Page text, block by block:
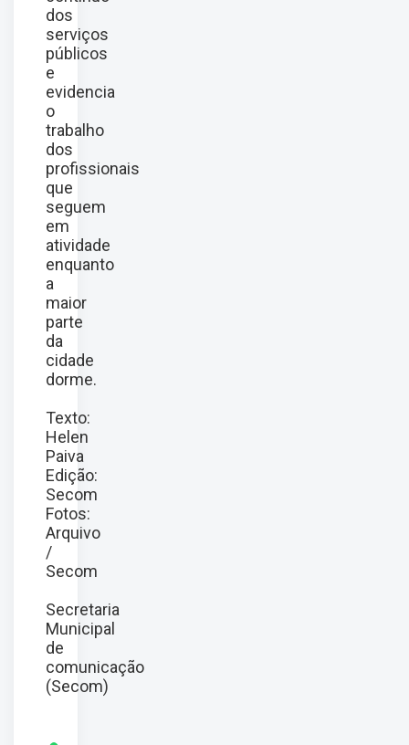
dos
serviços
públicos
e
evidencia
o
trabalho
dos
profissionais
que
seguem
em
atividade
enquanto
a
maior
parte
da
cidade
dorme.
Texto:
Helen
Paiva
Edição:
Secom
Fotos:
Arquivo
/
Secom
Secretaria
Municipal
de
comunicação
(Secom)